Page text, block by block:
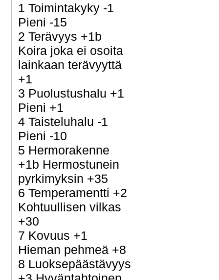
1 Toimintakyky -1
Pieni -15
2 Terävyys +1b
Koira joka ei osoita
lainkaan terävyyttä
+1
3 Puolustushalu +1
Pieni +1
4 Taisteluhalu -1
Pieni -10
5 Hermorakenne
+1b Hermostunein
pyrkimyksin +35
6 Temperamentti +2
Kohtuullisen vilkas
+30
7 Kovuus +1
Hieman pehmeä +8
8 Luoksepäästävyys